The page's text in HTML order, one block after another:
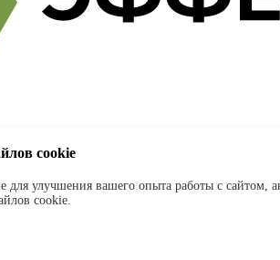
ответ
cookie
для улучшения вашего опыта работы с сайтом,
cookie.